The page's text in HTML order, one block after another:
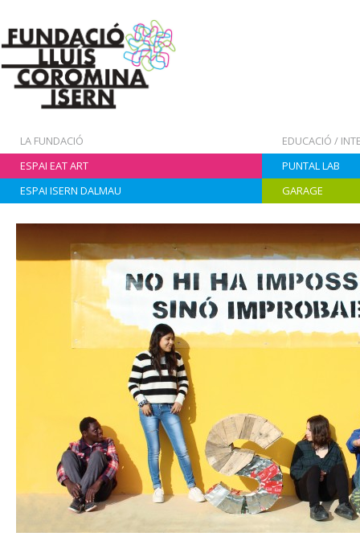
LA FUNDACIÓ
EDUCACIÓ /
ESPAI EAT ART
PUNTAL LAB
ESPAI ISERN DALMAU
GARAGE